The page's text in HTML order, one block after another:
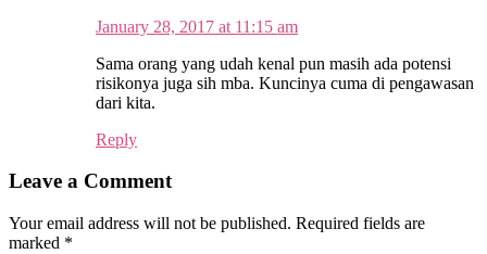
January 28, 2017 at 11:15 am
Sama orang yang udah kenal pun masih ada potensi
risikonya juga sih mba. Kuncinya cuma di pengawasan
dari kita.
Reply
Leave a Comment
Your email address will not be published. Required fields are
marked *